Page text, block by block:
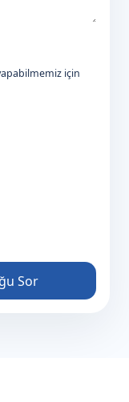
için
Sor